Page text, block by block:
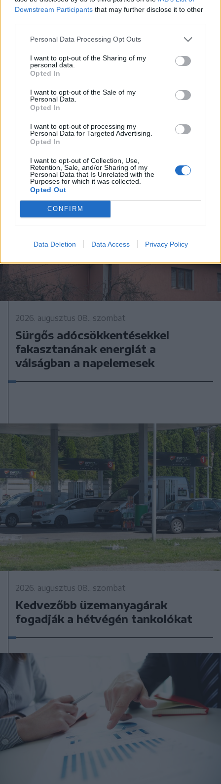
Downstream Participants that may further disclose it to other
Personal Data Processing Opt Outs
I want to opt-out of the Sharing of my
personal data.
Opted In
I want to opt-out of the Sale of my
Personal Data.
Opted In
I want to opt-out of processing my
Personal Data for Targeted Advertising.
Opted In
I want to opt-out of Collection, Use,
Retention, Sale, and/or Sharing of my
Personal Data that Is Unrelated with the
Purposes for which it was collected.
Opted Out
CONFIRM
Data Deletion Data Access Privacy Policy
Nőileg
Sándor Ella: Na, indíts, s
menjünk!
A rovat további cikkei
2026. augusztus 08., szombat
Sürgős adócsökkentésekkel
fakasztanának energiát a
válságban a napelemesek
2026. augusztus 08., szombat
Kedvezőbb üzemanyagárak
fogadják a hétvégén tankolókat